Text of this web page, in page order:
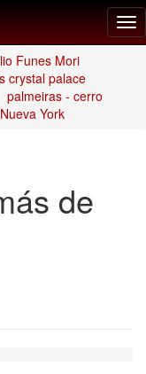
Funes Mori
crystal palace
palmeiras - cerro
Nueva York
de